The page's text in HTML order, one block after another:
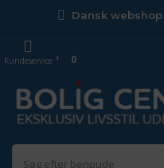
Dansk webshop
Kundeservice 0